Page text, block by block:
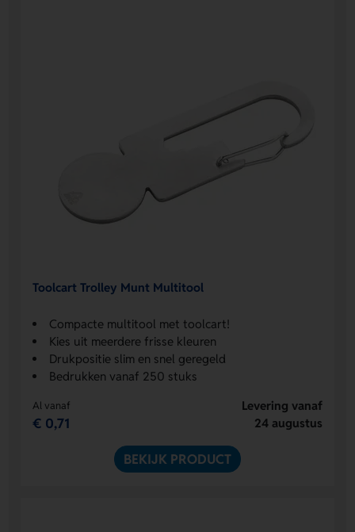
Toolcart Trolley Munt Multitool
Compacte multitool met toolcart!
Kies uit meerdere frisse kleuren
Drukpositie slim en snel geregeld
Bedrukken vanaf 250 stuks
Al vanaf
€ 0,71
Levering vanaf
24 augustus
BEKIJK PRODUCT